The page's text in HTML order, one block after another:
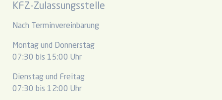
KFZ-Zulassungsstelle
Nach Terminvereinbarung
Montag und Donnerstag
07:30 bis 15:00 Uhr
Dienstag und Freitag
07:30 bis 12:00 Uhr